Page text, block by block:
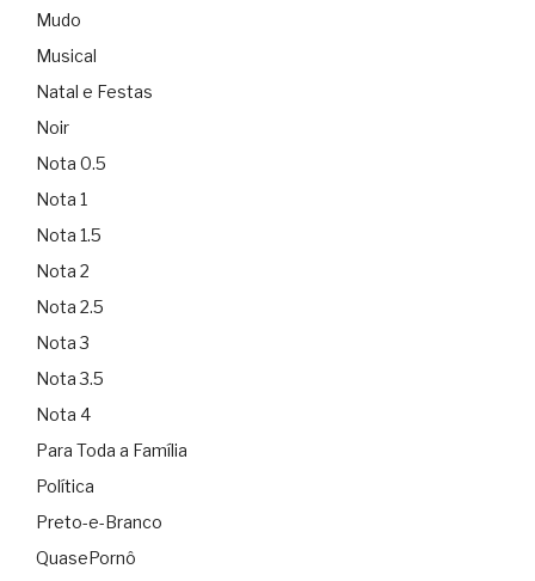
Mudo
Musical
Natal e Festas
Noir
Nota 0.5
Nota 1
Nota 1.5
Nota 2
Nota 2.5
Nota 3
Nota 3.5
Nota 4
Para Toda a Família
Política
Preto-e-Branco
QuasePornô